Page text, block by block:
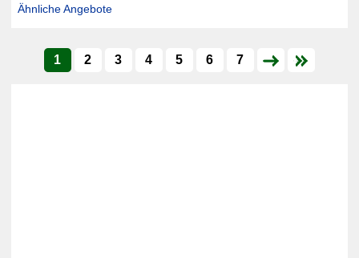
Ähnliche Angebote
1 2 3 4 5 6 7